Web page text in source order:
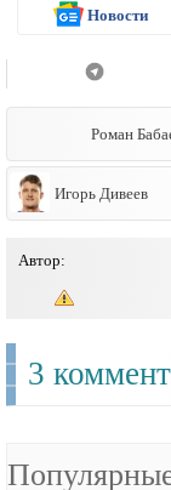
Новости
Роман
Игорь Дивеев
Автор:
3